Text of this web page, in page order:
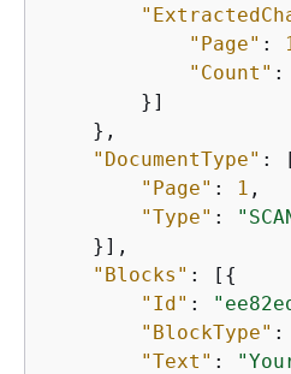
"Page" :
"Count" :
        }]
    },
"DocumentType" :
"Page" : 1 ,
"Type" :
    }],
"Blocks" : [ {
"Id" :
"BlockType" :
"Text" :